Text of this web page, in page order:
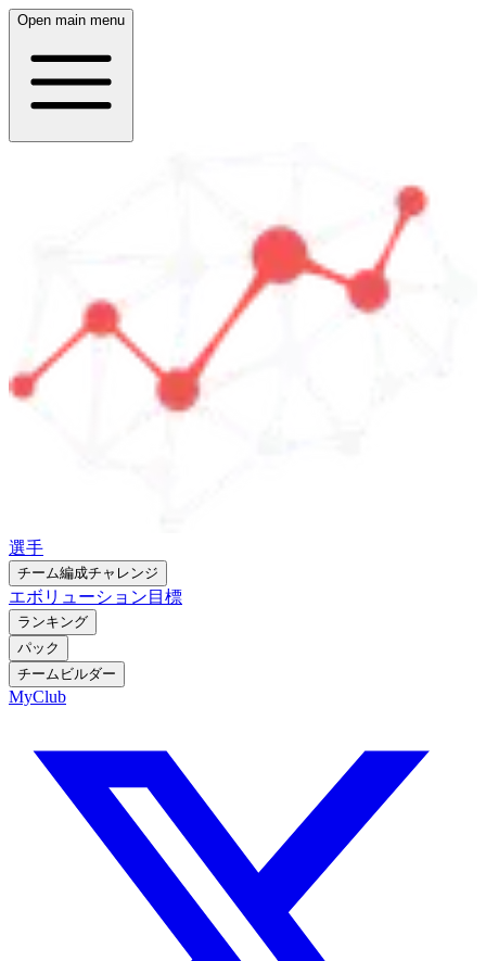
Open main menu
選手
チーム編成チャレンジ
エボリューション 目標
ランキング
パック
チームビルダー
MyClub